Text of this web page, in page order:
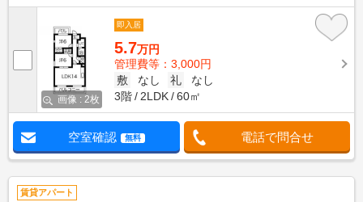
画像 : 2枚
即入居
5.7万円
管理費等：3,000円
敷
なし 礼
なし
3階
2LDK 60㎡
空室確認 無料 電話で問合せ
賃貸アパート